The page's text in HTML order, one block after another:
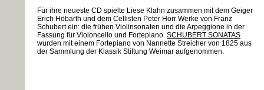
Für ihre neueste CD spielte Liese Klahn zusammen mit dem Geiger
Erich Höbarth und dem Cellisten Peter Hörr Werke von Franz
Schubert ein: die frühen Violinsonaten und die Arpeggione in der
Fassung für Violoncello und Fortepiano. SCHUBERT SONATAS
wurden mit einem Fortepiano von Nannette Streicher von 1825 aus
der Sammlung der Klassik Stiftung Weimar aufgenommen.